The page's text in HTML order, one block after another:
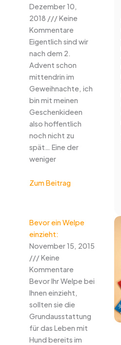
Dezember 10,
2018
Keine
Kommentare
Eigentlich sind wir
nach dem 2.
Advent schon
mittendrin im
Geweihnachte, ich
bin mit meinen
Geschenkideen
also hoffentlich
noch nicht zu
spät… Eine der
weniger
Zum Beitrag
Bevor ein Welpe
einzieht:
November 15, 2015
Keine
Kommentare
Bevor Ihr Welpe bei
Ihnen einzieht,
sollten sie die
Grundausstattung
für das Leben mit
Hund bereits im